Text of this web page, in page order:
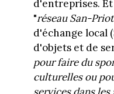
d'entreprises.
"réseau San-
d'échange local
d'objets et de
pour faire du
culturelles ou